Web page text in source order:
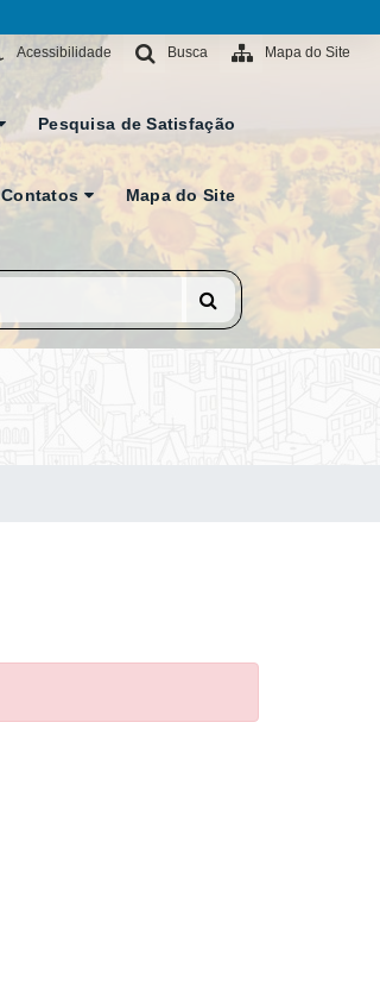
Mapa do Site
Busca
Acessibilidade
Pesquisa de Satisfação
Contatos Mapa do Site